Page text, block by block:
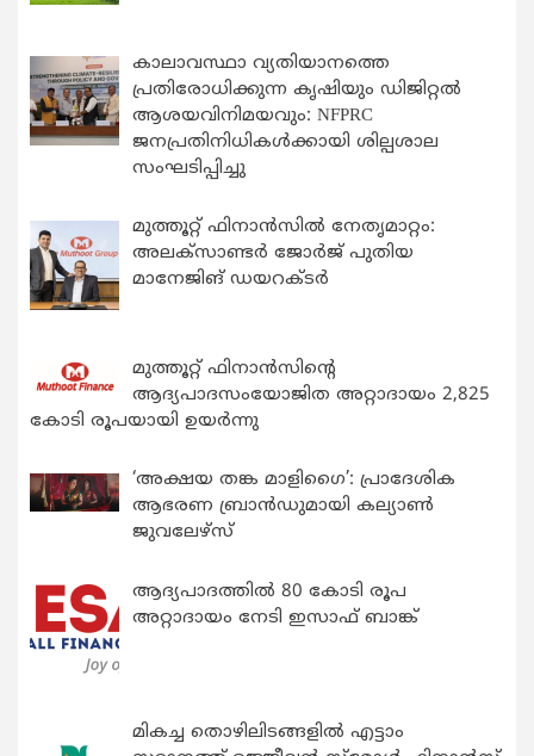
കാലാവസ്ഥാ വ്യതിയാനത്തെ
പ്രതിരോധിക്കുന്ന കൃഷിയും ഡിജിറ്റൽ
ആശയവിനിമയവും: NFPRC
ജനപ്രതിനിധികൾക്കായി ശില്പശാല
സംഘടിപ്പിച്ചു
മുത്തൂറ്റ് ഫിനാൻസിൽ നേതൃമാറ്റം:
അലക്സാണ്ടർ ജോർജ് പുതിയ
മാനേജിങ് ഡയറക്ടർ
മുത്തൂറ്റ് ഫിനാൻസിന്റെ
ആദ്യപാദസംയോജിത അറ്റാദായം 2,825
കോടി രൂപയായി ഉയർന്നു
‘അക്ഷയ തങ്ക മാളിഗൈ’: പ്രാദേശിക
ആഭരണ ബ്രാന്‍ഡുമായി കല്യാണ്‍
ജുവലേഴ്‌സ്
ആദ്യപാദത്തിൽ 80 കോടി രൂപ
അറ്റാദായം നേടി ഇസാഫ് ബാങ്ക്
മികച്ച തൊഴിലിടങ്ങളിൽ എട്ടാം